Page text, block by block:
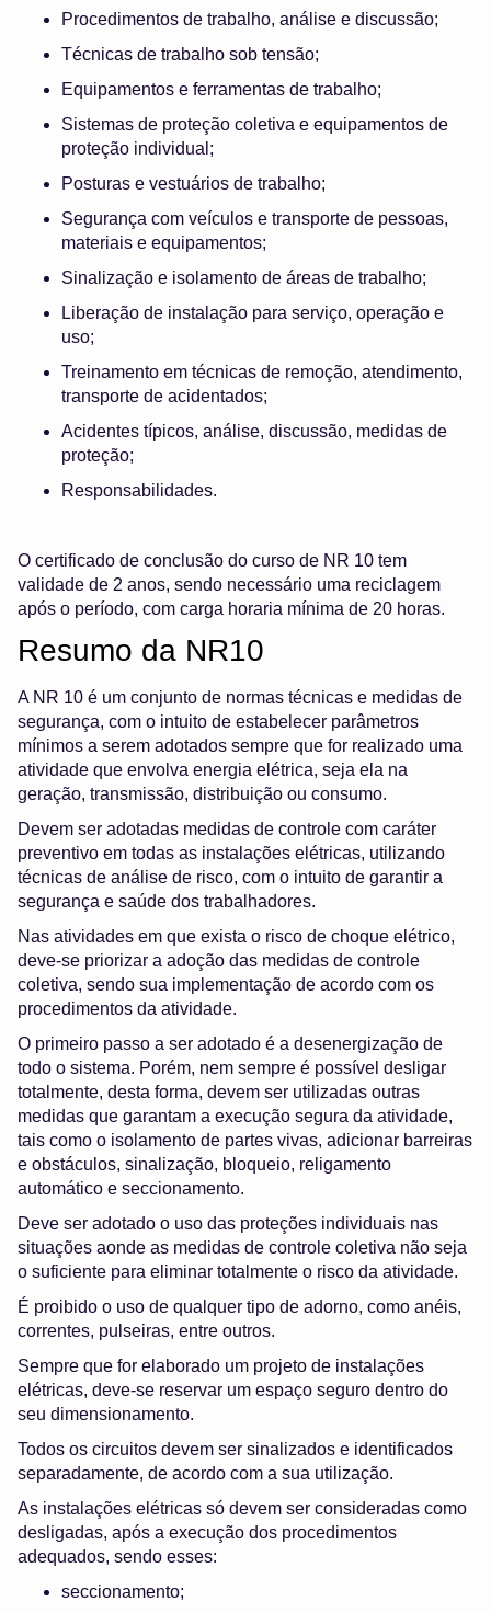
Procedimentos de trabalho, análise e discussão;
Técnicas de trabalho sob tensão;
Equipamentos e ferramentas de trabalho;
Sistemas de proteção coletiva e equipamentos de
proteção individual;
Posturas e vestuários de trabalho;
Segurança com veículos e transporte de pessoas,
materiais e equipamentos;
Sinalização e isolamento de áreas de trabalho;
Liberação de instalação para serviço, operação e
uso;
Treinamento em técnicas de remoção, atendimento,
transporte de acidentados;
Acidentes típicos, análise, discussão, medidas de
proteção;
Responsabilidades.
O certificado de conclusão do curso de NR 10 tem
validade de 2 anos, sendo necessário uma reciclagem
após o período, com carga horaria mínima de 20 horas.
Resumo da NR10
A NR 10 é um conjunto de normas técnicas e medidas de
segurança, com o intuito de estabelecer parâmetros
mínimos a serem adotados sempre que for realizado uma
atividade que envolva energia elétrica, seja ela na
geração, transmissão, distribuição ou consumo.
Devem ser adotadas medidas de controle com caráter
preventivo em todas as instalações elétricas, utilizando
técnicas de análise de risco, com o intuito de garantir a
segurança e saúde dos trabalhadores.
Nas atividades em que exista o risco de choque elétrico,
deve-se priorizar a adoção das medidas de controle
coletiva, sendo sua implementação de acordo com os
procedimentos da atividade.
O primeiro passo a ser adotado é a desenergização de
todo o sistema. Porém, nem sempre é possível desligar
totalmente, desta forma, devem ser utilizadas outras
medidas que garantam a execução segura da atividade,
tais como o isolamento de partes vivas, adicionar barreiras
e obstáculos, sinalização, bloqueio, religamento
automático e seccionamento.
Deve ser adotado o uso das proteções individuais nas
situações aonde as medidas de controle coletiva não seja
o suficiente para eliminar totalmente o risco da atividade.
É proibido o uso de qualquer tipo de adorno, como anéis,
correntes, pulseiras, entre outros.
Sempre que for elaborado um projeto de instalações
elétricas, deve-se reservar um espaço seguro dentro do
seu dimensionamento.
Todos os circuitos devem ser sinalizados e identificados
separadamente, de acordo com a sua utilização.
As instalações elétricas só devem ser consideradas como
desligadas, após a execução dos procedimentos
adequados, sendo esses:
seccionamento;